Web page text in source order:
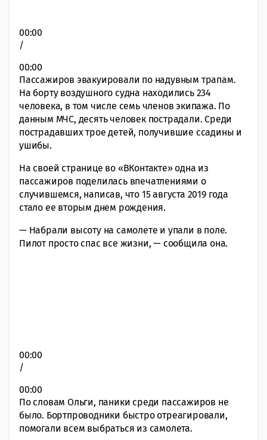
00:00
/
00:00
Пассажиров эвакуировали по надувным трапам.
На борту воздушного судна находились 234
человека, в том числе семь членов экипажа. По
данным МЧС, десять человек пострадали. Среди
пострадавших трое детей, получившие ссадины и
ушибы.
На своей странице во «ВКонтакте» одна из
пассажиров поделилась впечатлениями о
случившемся, написав, что 15 августа 2019 года
стало ее вторым днем рождения.
— Набрали высоту на самолете и упали в поле.
Пилот просто спас все жизни, — сообщила она.
00:00
/
00:00
По словам Ольги, паники среди пассажиров не
было. Бортпроводники быстро отреагировали,
помогали всем выбраться из самолета.